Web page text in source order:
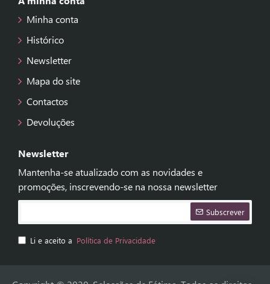
Minha conta
Histórico
Newsletter
Mapa do site
Contactos
Devoluções
Newsletter
Mantenha-se atualizado com as novidades e
promoções, inscrevendo-se na nossa newsletter
Subscrever
Li e aceito a Política de Privacidade